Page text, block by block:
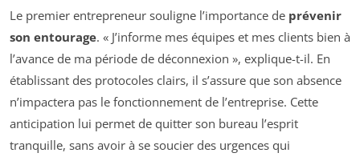
Le premier entrepreneur souligne l’importance de prévenir
son entourage. « J’informe mes équipes et mes clients bien à
l’avance de ma période de déconnexion », explique-t-il. En
établissant des protocoles clairs, il s’assure que son absence
n’impactera pas le fonctionnement de l’entreprise. Cette
anticipation lui permet de quitter son bureau l’esprit
tranquille, sans avoir à se soucier des urgences qui